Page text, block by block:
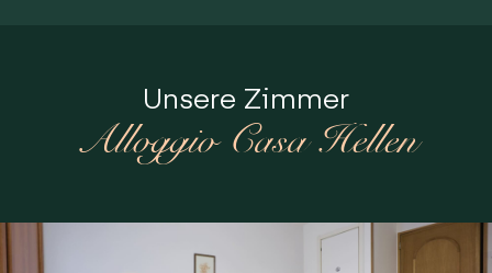
Unsere Zimmer
Alloggio Casa Hellen